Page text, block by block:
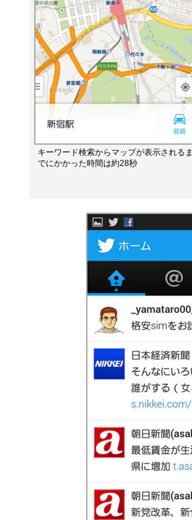
キーワード検索からマップが表示されるま
でにかかった時間は約28秒